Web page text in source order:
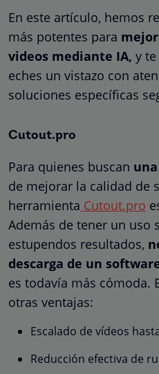
En este artículo, hemos
más potentes para
videos mediante IA, y
eches un vistazo con
soluciones específicas
Cutout.pro
Para quienes buscan
de mejorar la calidad de
herramienta Cutout.pro
Además de tener un uso
estupendos resultados,
descarga de un
es todavía más cómoda.
otras ventajas:
Escalado de vídeos
Reducción efectiva de